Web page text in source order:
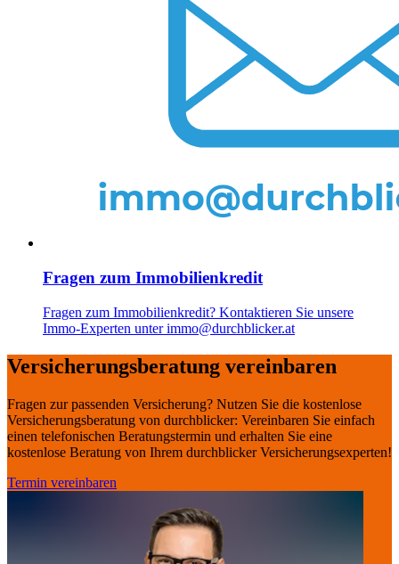
Fragen zum Immobilienkredit
Fragen zum Immobilienkredit? Kontaktieren Sie unsere
Immo-Experten unter immo@durchblicker.at
Versicherungs­​­beratung vereinbaren
Fragen zur passenden Versicherung? Nutzen Sie die kostenlose
Versicherungsberatung von durchblicker: Vereinbaren Sie einfach
einen telefonischen Beratungstermin und erhalten Sie eine
kostenlose Beratung von Ihrem durchblicker Versicherungsexperten!
Termin vereinbaren